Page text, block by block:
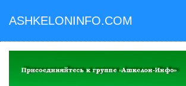
ASHKELONINFO.COM